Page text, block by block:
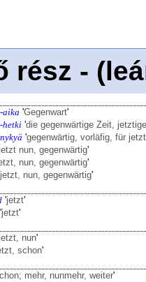
rész -
aika 'Gegenwart'
hetki 'die gegenwärtige Zeit,
'gegenwärtig, vorläfig, für
jetzt nun, gegenwärtig'
nun, gegenwärtig'
jetzt, nun, gegenwärtig'
'jetzt'
'jetzt'
jetzt, nun'
schon'
mehr, nunmehr, weiter'